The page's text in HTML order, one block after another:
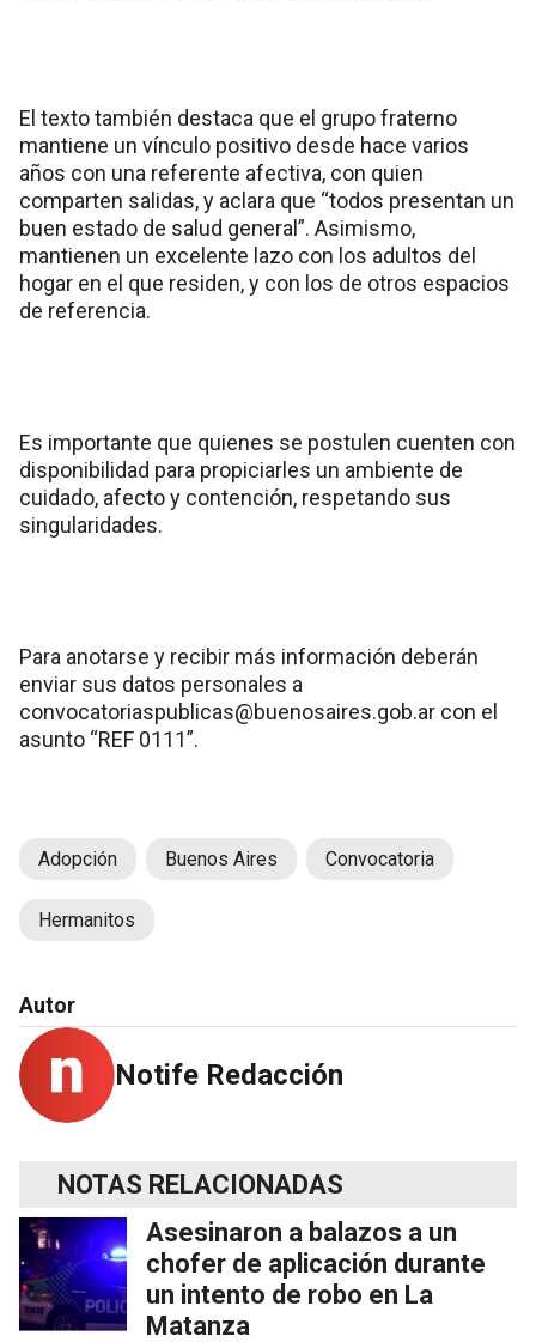
El texto también destaca que el grupo fraterno
mantiene un vínculo positivo desde hace varios
años con una referente afectiva, con quien
comparten salidas, y aclara que “todos presentan un
buen estado de salud general”. Asimismo,
mantienen un excelente lazo con los adultos del
hogar en el que residen, y con los de otros espacios
de referencia.
Es importante que quienes se postulen cuenten con
disponibilidad para propiciarles un ambiente de
cuidado, afecto y contención, respetando sus
singularidades.
Para anotarse y recibir más información deberán
enviar sus datos personales a
convocatoriaspublicas@buenosaires.gob.ar con el
asunto “REF 0111”.
Adopción Buenos Aires Convocatoria
Hermanitos
Autor
Notife Redacción
NOTAS RELACIONADAS
Asesinaron a balazos a un
chofer de aplicación durante
un intento de robo en La
Matanza